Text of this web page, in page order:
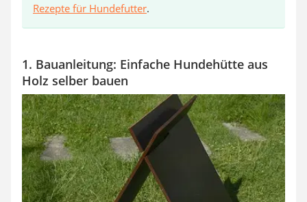
Rezepte für Hundefutter.
1. Bauanleitung: Einfache Hundehütte aus
Holz selber bauen